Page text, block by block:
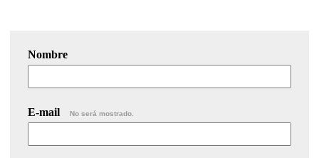
Nombre
E-mail No será mostrado.